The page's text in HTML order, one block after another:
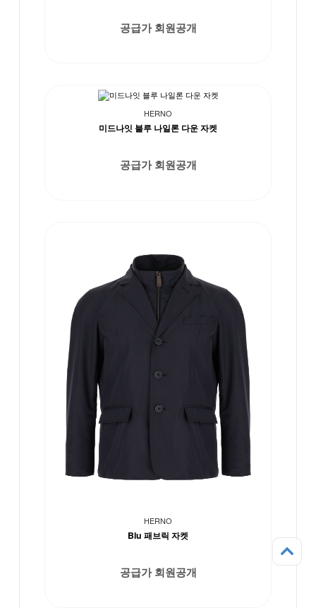
공급가 회원공개
HERNO
미드나잇 블루 나일론 다운 자켓
공급가 회원공개
HERNO
Blu 패브릭 자켓
공급가 회원공개